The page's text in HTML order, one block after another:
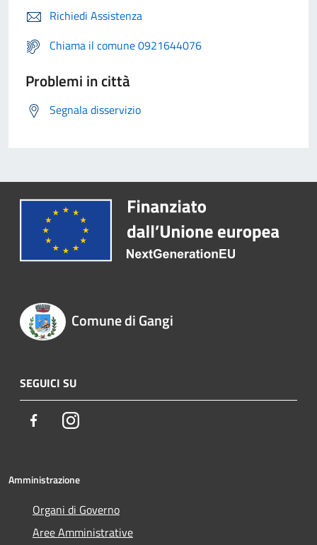
Richiedi Assistenza
Chiama il comune 0921644076
Problemi in città
Segnala disservizio
Comune di Gangi
SEGUICI SU
FacebookInstagram
Amministrazione
Organi di Governo
Aree Amministrative